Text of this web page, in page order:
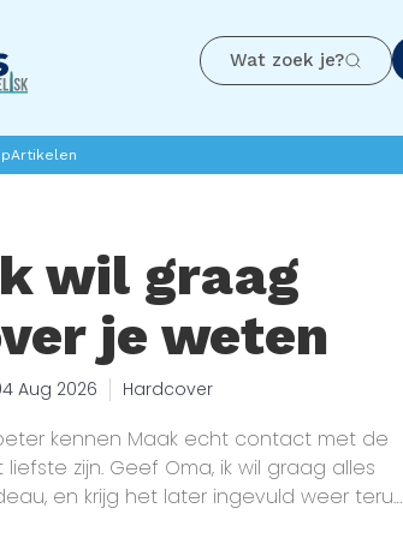
Wat zoek je?
Artikelen
wil graag
je weten
Aug 2026 Hardcover
kennen Maak echt contact met de
zijn. Geef Oma, ik wil graag alles
en krijg het later ingevuld weer terug.